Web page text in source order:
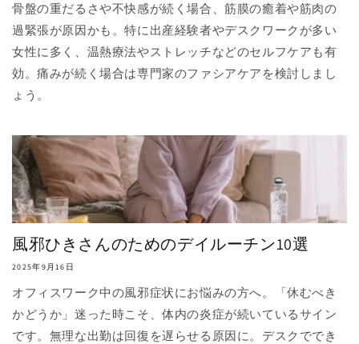
骨盤の重だるさや不快感が続く場合、筋膜の癒着や筋肉の
過緊張が原因かも。特に出産経験者やデスクワークが多い
女性に多く、温熱療法やストレッチなどのセルフケアも有
効。痛みが続く場合は専門家のファシアケアを検討しまし
ょう。
風邪ひきさんのためのデイルーチン10選
2025年9月16日
オフィスワーク中の風邪症状にお悩みの方へ。「休むべき
かどうか」迷った時こそ、体内の炎症が続いているサイン
です。無理な出勤は回復を遅らせる原因に。デスクででき